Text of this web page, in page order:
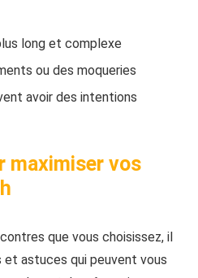
long et complexe
ou des moqueries
avoir des intentions
maximiser vos
que vous choisissez, il
astuces qui peuvent vous